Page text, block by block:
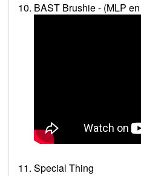
BAST Brushie - (MLP
Special Thing